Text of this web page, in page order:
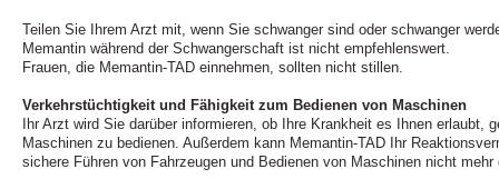
Teilen Sie Ihrem Arzt mit, wenn Sie schwanger sind oder schwanger
Memantin während der Schwangerschaft ist nicht empfehlenswert.
Frauen, die Memantin-TAD einnehmen, sollten nicht stillen.
Verkehrstüchtigkeit und Fähigkeit zum Bedienen von Maschinen
Ihr Arzt wird Sie darüber informieren, ob Ihre Krankheit es Ihnen erlaubt,
Maschinen zu bedienen. Außerdem kann Memantin-TAD Ihr
sichere Führen von Fahrzeugen und Bedienen von Maschinen nicht